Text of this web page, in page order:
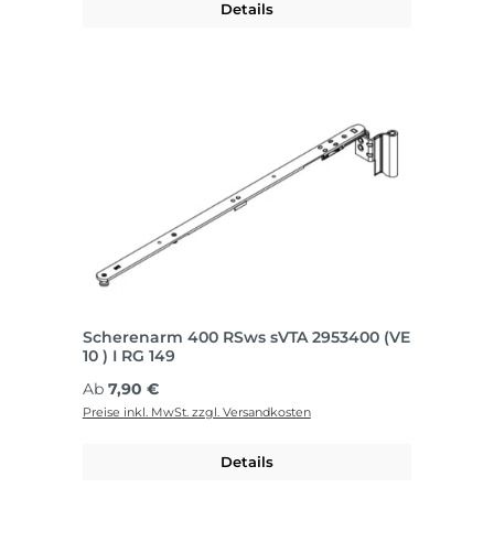
Details
Scherenarm 400 RSws sVTA 2953400 (VE
10 ) I RG 149
Regulärer Preis:
Ab 7,90 €
Preise inkl. MwSt. zzgl. Versandkosten
Details